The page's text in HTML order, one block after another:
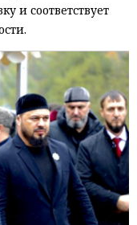
и соответствует